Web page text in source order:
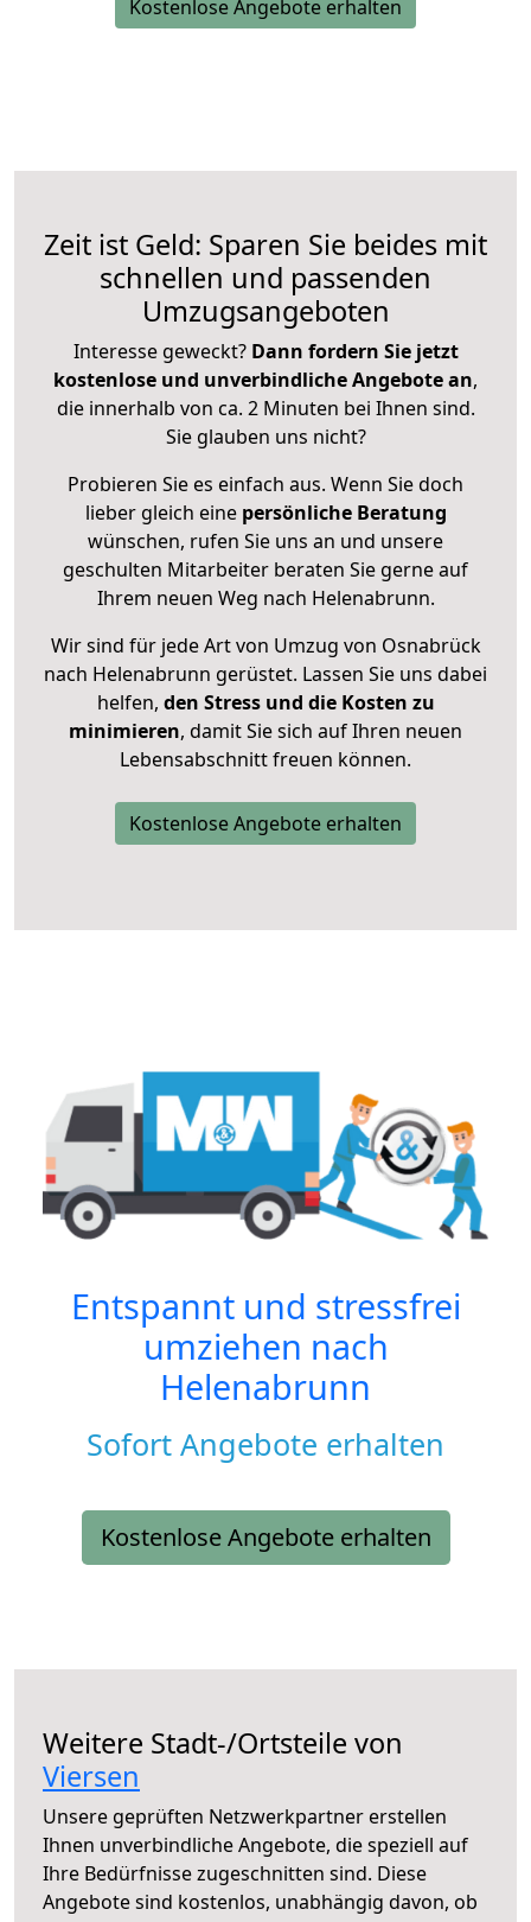
Kostenlose Angebote erhalten
Zeit ist Geld: Sparen Sie beides mit
schnellen und passenden
Umzugsangeboten
Interesse geweckt? Dann fordern Sie jetzt
kostenlose und unverbindliche Angebote an,
die innerhalb von ca. 2 Minuten bei Ihnen sind.
Sie glauben uns nicht?
Probieren Sie es einfach aus. Wenn Sie doch
lieber gleich eine persönliche Beratung
wünschen, rufen Sie uns an und unsere
geschulten Mitarbeiter beraten Sie gerne auf
Ihrem neuen Weg nach Helenabrunn.
Wir sind für jede Art von Umzug von Osnabrück
nach Helenabrunn gerüstet. Lassen Sie uns dabei
helfen, den Stress und die Kosten zu
minimieren, damit Sie sich auf Ihren neuen
Lebensabschnitt freuen können.
Kostenlose Angebote erhalten
Entspannt und stressfrei
umziehen nach
Helenabrunn
Sofort Angebote erhalten
Kostenlose Angebote erhalten
Weitere Stadt-/Ortsteile von
Viersen
Unsere geprüften Netzwerkpartner erstellen
Ihnen unverbindliche Angebote, die speziell auf
Ihre Bedürfnisse zugeschnitten sind. Diese
Angebote sind kostenlos, unabhängig davon, ob